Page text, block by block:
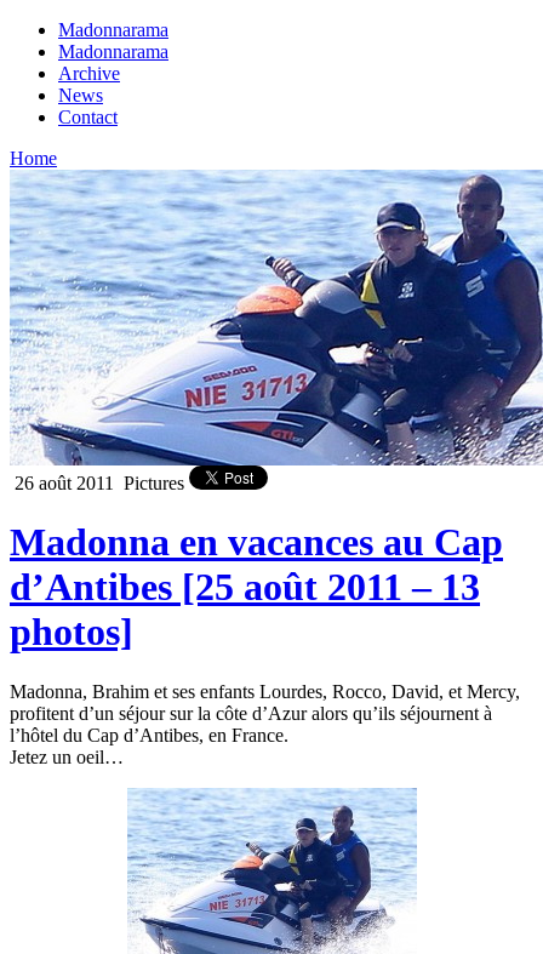
Madonnarama
Madonnarama
Archive
News
Contact
Home
26 août 2011 Pictures
Madonna en vacances au Cap
d’Antibes [25 août 2011 – 13
photos]
Madonna, Brahim et ses enfants Lourdes, Rocco, David, et Mercy,
profitent d’un séjour sur la côte d’Azur alors qu’ils séjournent à
l’hôtel du Cap d’Antibes, en France.
Jetez un oeil…